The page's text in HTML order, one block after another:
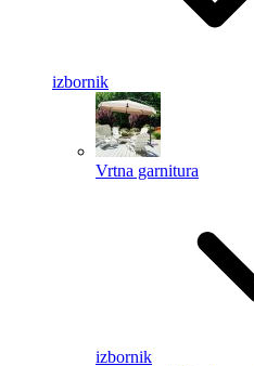
izbornik
Vrtna garnitura
izbornik